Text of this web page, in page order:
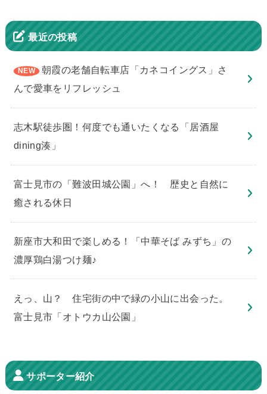
最近の投稿
朝霞の老舗自転車店「カネコイングス」さ
んで愛車をリフレッシュ
志木駅徒歩圏！何度でも通いたくなる「居酒屋
dining湊」
​富士見市の「難波田城公園」へ！ 歴史と自然に
癒される休日
新座市大和田で楽しめる！「中華そば みずち」の
濃厚鶏白湯つけ麺♪
えっ、山？ 住宅街の中で緑の小山に出会った。
富士見市「オトウカ山公園」
サポーター紹介